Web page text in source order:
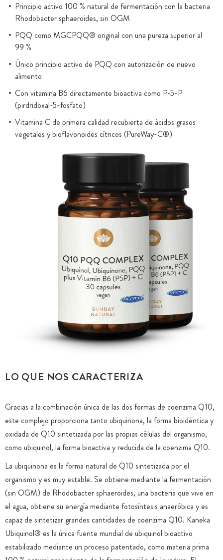
Principio activo 100 % natural de fermentación con la bacteria
Rhodobacter sphaeroides, sin OGM
PQQ como MGCPQQ® original con una pureza superior al
99 %
Único principio activo de PQQ con autorización de nuevo
alimento
Con vitamina B6 directamente bioactiva como P-5-P
(pirdridoxal-5-fosfato)
Vitamina C de primera calidad recubierta de ácidos grasos
vegetales y bioflavonoides cítricos (PureWay-C®)
LO QUE NOS CARACTERIZA
Gracias a la combinación única de las dos formas de coenzima Q10,
este complejo proporciona tanto ubiquinona, la forma bioidéntica y
oxidada de Q10 sintetizada por las propias células del organismo,
como ubiquinol, la forma bioactiva y reducida de la coenzima Q10.
La ubiquinona es la forma natural de Q10 sintetizada por el
organismo y es muy estable. Se obtiene mediante la fermentación
(sin OGM) de Rhodobacter sphaeroides, una bacteria que vive en
el agua, obtiene su energía mediante fotosíntesis anaeróbica y es
capaz de sintetizar grandes cantidades de coenzima Q10. Kaneka
Ubiquinol® es la única fuente mundial de ubiquinol bioactivo
estabilizado mediante un proceso patentado, como materia prima